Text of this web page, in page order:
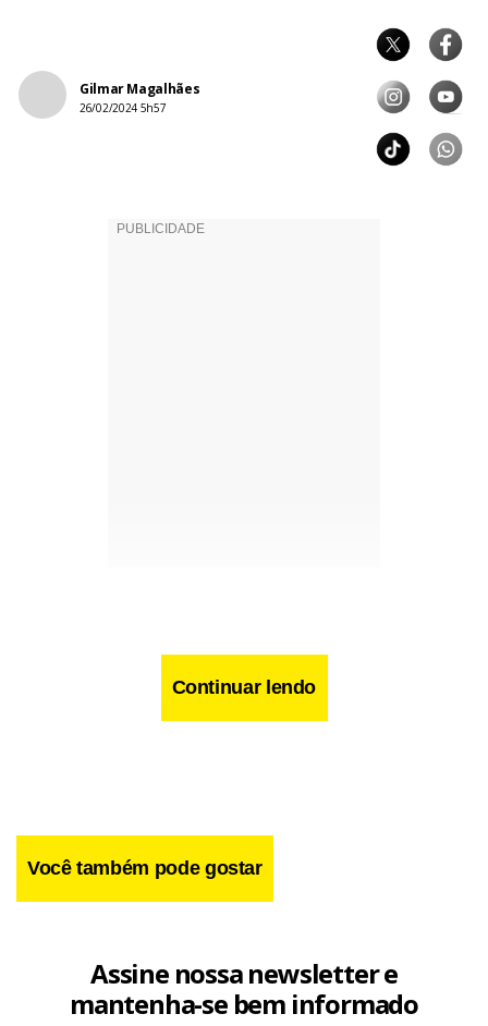
Gilmar Magalhães
26/02/2024 5h57
Continuar lendo
Você também pode gostar
Assine nossa newsletter e
mantenha-se bem informado